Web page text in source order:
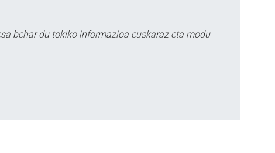
behar du tokiko informazioa euskaraz eta modu